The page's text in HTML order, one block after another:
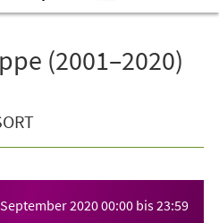
(2001–2020)
202000:00 bis23:59